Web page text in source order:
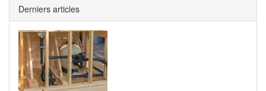
Derniers articles